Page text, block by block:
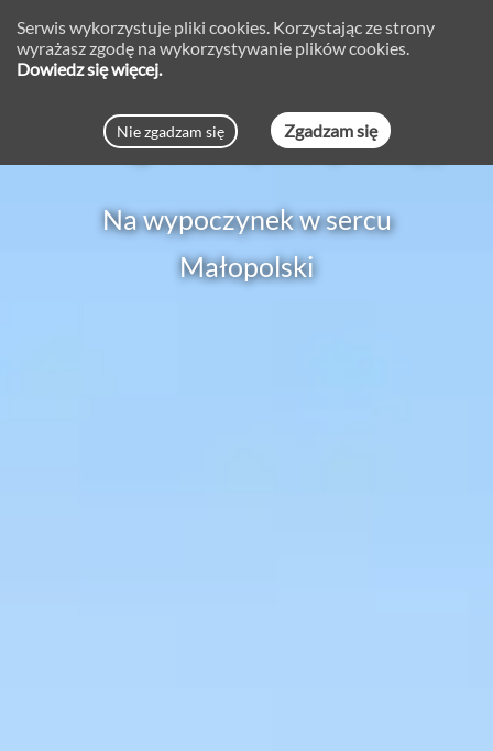
Serwis wykorzystuje pliki cookies. Korzystając ze strony
wyrażasz zgodę na wykorzystywanie plików cookies.
Dowiedz się więcej.
Nie zgadzam się Zgadzam się
Noclegi Dobczyce zapraszają
Na wypoczynek w sercu
Małopolski